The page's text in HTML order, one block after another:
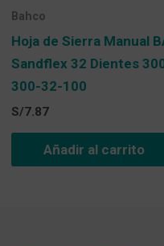
Bahco
Hoja de Sierra Manual
Sandflex 32 Dientes
300-32-100
S/7.87
Añadir al carrito